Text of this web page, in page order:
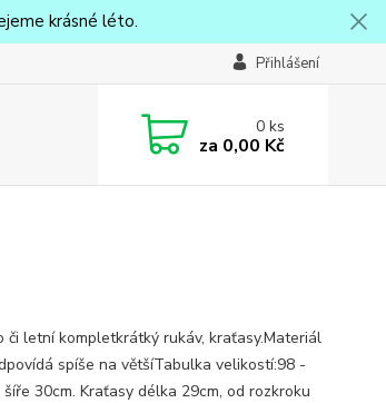
krásné léto.
Přihlášení
0ks
za 0,00 Kč
či letní kompletkrátký rukáv, kraťasy.Materiál
spíše na většíTabulka velikostí:98 -
30cm. Kraťasy délka 29cm, od rozkroku